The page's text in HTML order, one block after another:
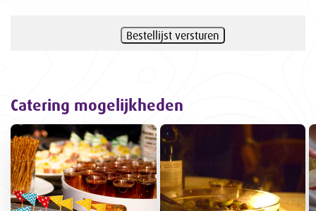
Catering mogelijkheden